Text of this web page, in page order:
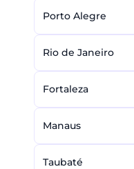
Porto Alegre
Rio de Janeiro
Fortaleza
Manaus
Taubaté